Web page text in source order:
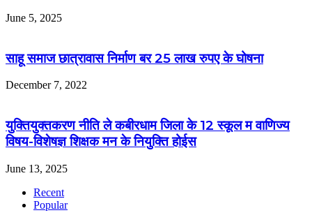
June 5, 2025
साहू समाज छात्रावास निर्माण बर 25 लाख रुपए के घोषना
December 7, 2022
युक्तियुक्तकरण नीति ले कबीरधाम जिला के 12 स्कूल म वाणिज्य
विषय-विशेषज्ञ शिक्षक मन के नियुक्ति होईस
June 13, 2025
Recent
Popular